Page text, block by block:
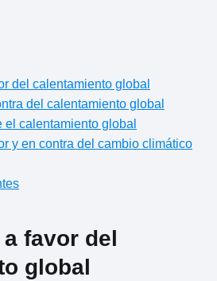
del calentamiento global
del calentamiento global
el calentamiento global
y en contra del cambio climático
favor del
global